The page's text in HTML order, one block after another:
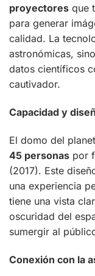
proyectores que
para generar
calidad. La
astronómicas,
datos científicos
cautivador.
Capacidad y
El domo del
45 personas por
(2017). Este
una experiencia
tiene una vista
oscuridad del
sumergir al
Conexión con la